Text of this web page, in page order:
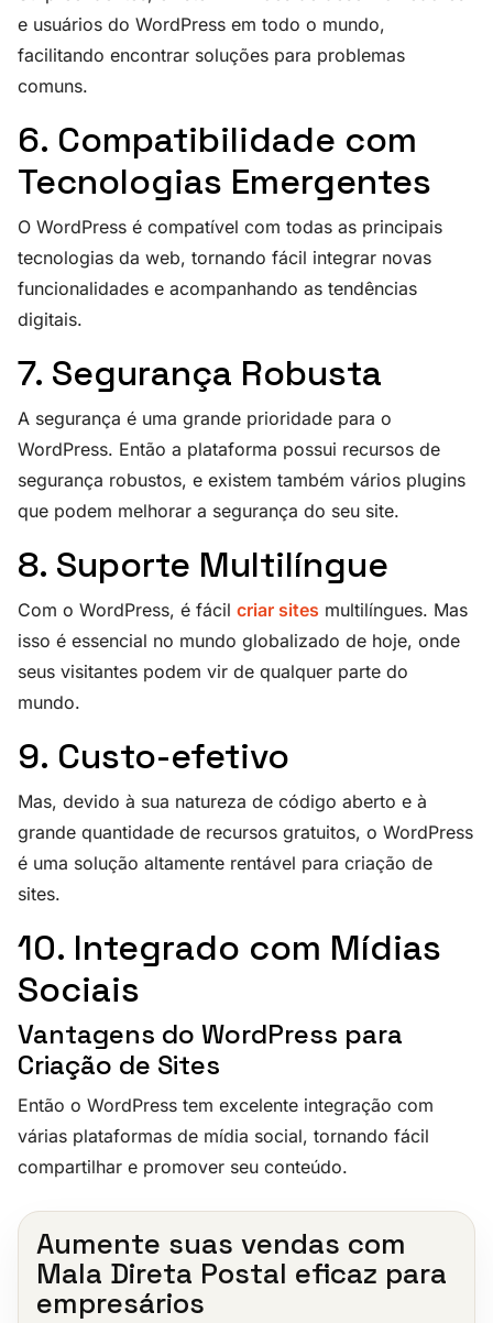
e usuários do WordPress em todo o mundo,
facilitando encontrar soluções para problemas
comuns.
6. Compatibilidade com
Tecnologias Emergentes
O WordPress é compatível com todas as principais
tecnologias da web, tornando fácil integrar novas
funcionalidades e acompanhando as tendências
digitais.
7. Segurança Robusta
A segurança é uma grande prioridade para o
WordPress. Então a plataforma possui recursos de
segurança robustos, e existem também vários plugins
que podem melhorar a segurança do seu site.
8. Suporte Multilíngue
Com o WordPress, é fácil criar sites multilíngues. Mas
isso é essencial no mundo globalizado de hoje, onde
seus visitantes podem vir de qualquer parte do
mundo.
9. Custo-efetivo
Mas, devido à sua natureza de código aberto e à
grande quantidade de recursos gratuitos, o WordPress
é uma solução altamente rentável para criação de
sites.
10. Integrado com Mídias
Sociais
Vantagens do WordPress para
Criação de Sites
Então o WordPress tem excelente integração com
várias plataformas de mídia social, tornando fácil
compartilhar e promover seu conteúdo.
Aumente suas vendas com
Mala Direta Postal eficaz para
empresários